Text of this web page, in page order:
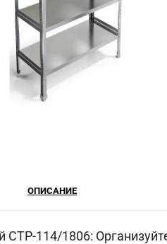
ОПИСАНИЕ
СТР-114/1806: